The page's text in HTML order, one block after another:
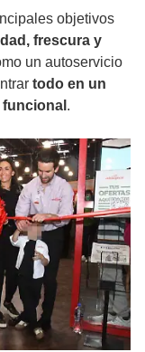
objetivos
frescura y
un autoservicio
todo en un
.